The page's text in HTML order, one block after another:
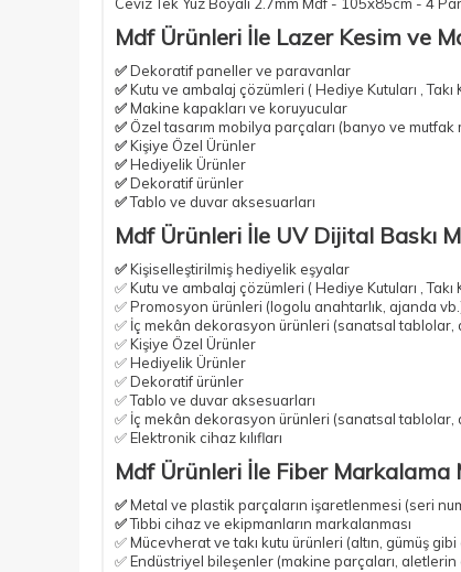
Mdf Ürünleri İle Lazer Kesim ve
✅Dekoratif paneller ve paravanlar
✅Kutu ve ambalaj çözümleri ( Hediye Kutuları ,
✅Makine kapakları ve koruyucular
✅ Özel tasarım mobilya parçaları (banyo ve mutfak
✅Kişiye Özel Ürünler
✅Hediyelik Ürünler
✅Dekoratif ürünler
✅Tablo ve duvar aksesuarları
Mdf Ürünleri İle UV Dijital Baskı
✅Kişiselleştirilmiş hediyelik eşyalar
✅ Kutu ve ambalaj çözümleri ( Hediye Kutuları ,
✅ Promosyon ürünleri (logolu anahtarlık, ajanda
✅ İç mekân dekorasyon ürünleri (sanatsal tablolar,
✅ Kişiye Özel Ürünler
✅ Hediyelik Ürünler
✅ Dekoratif ürünler
✅ Tablo ve duvar aksesuarları
✅ İç mekân dekorasyon ürünleri (sanatsal tablolar,
✅ Elektronik cihaz kılıfları
Mdf Ürünleri İle Fiber
✅Metal ve plastik parçaların işaretlenmesi (seri
✅Tıbbi cihaz ve ekipmanların markalanması
✅ Mücevherat ve takı kutu ürünleri (altın, gümüş
✅ Endüstriyel bileşenler (makine parçaları, aletlerin